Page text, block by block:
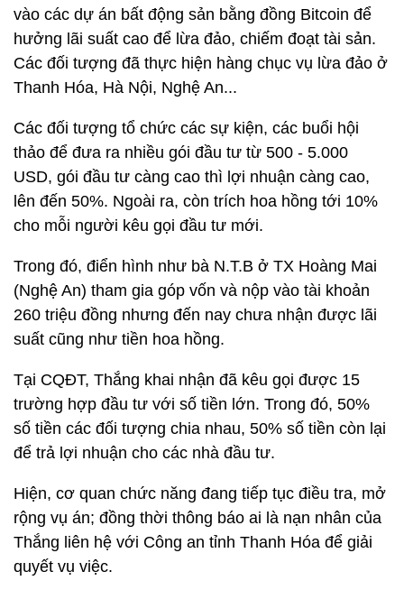
vào các dự án bất động sản bằng đồng Bitcoin để
hưởng lãi suất cao để lừa đảo, chiếm đoạt tài sản.
Các đối tượng đã thực hiện hàng chục vụ lừa đảo ở
Thanh Hóa, Hà Nội, Nghệ An...
Các đối tượng tổ chức các sự kiện, các buổi hội
thảo để đưa ra nhiều gói đầu tư từ 500 - 5.000
USD, gói đầu tư càng cao thì lợi nhuận càng cao,
lên đến 50%. Ngoài ra, còn trích hoa hồng tới 10%
cho mỗi người kêu gọi đầu tư mới.
Trong đó, điển hình như bà N.T.B ở TX Hoàng Mai
(Nghệ An) tham gia góp vốn và nộp vào tài khoản
260 triệu đồng nhưng đến nay chưa nhận được lãi
suất cũng như tiền hoa hồng.
Tại CQĐT, Thắng khai nhận đã kêu gọi được 15
trường hợp đầu tư với số tiền lớn. Trong đó, 50%
số tiền các đối tượng chia nhau, 50% số tiền còn lại
để trả lợi nhuận cho các nhà đầu tư.
Hiện, cơ quan chức năng đang tiếp tục điều tra, mở
rộng vụ án; đồng thời thông báo ai là nạn nhân của
Thắng liên hệ với Công an tỉnh Thanh Hóa để giải
quyết vụ việc.